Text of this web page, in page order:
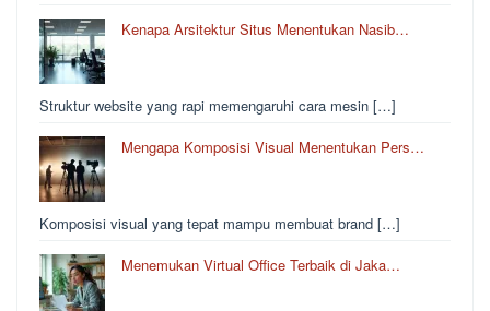
Kenapa Arsitektur Situs Menentukan Nasib…
Struktur website yang rapi memengaruhi cara mesin […]
Mengapa Komposisi Visual Menentukan Pers…
Komposisi visual yang tepat mampu membuat brand […]
Menemukan Virtual Office Terbaik di Jaka…